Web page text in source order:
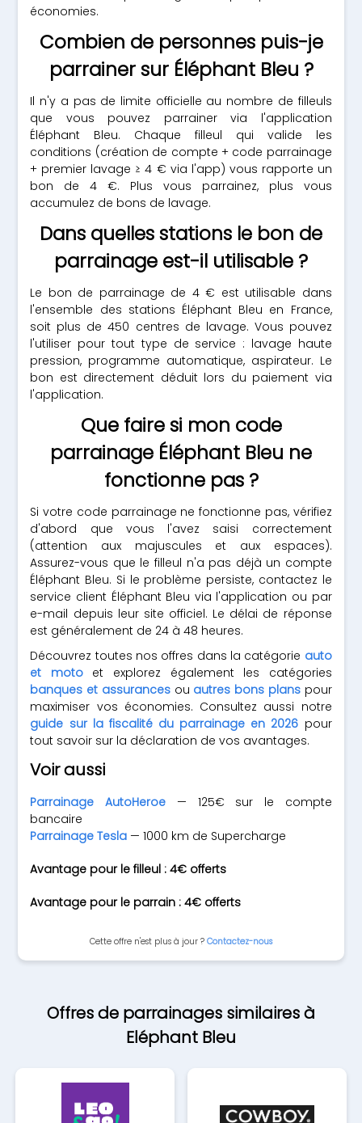
économies.
Combien de personnes puis-je
parrainer sur Éléphant Bleu ?
Il n'y a pas de limite officielle au nombre de filleuls
que vous pouvez parrainer via l'application
Éléphant Bleu. Chaque filleul qui valide les
conditions (création de compte + code parrainage
+ premier lavage ≥ 4 € via l'app) vous rapporte un
bon de 4 €. Plus vous parrainez, plus vous
accumulez de bons de lavage.
Dans quelles stations le bon de
parrainage est-il utilisable ?
Le bon de parrainage de 4 € est utilisable dans
l'ensemble des stations Éléphant Bleu en France,
soit plus de 450 centres de lavage. Vous pouvez
l'utiliser pour tout type de service : lavage haute
pression, programme automatique, aspirateur. Le
bon est directement déduit lors du paiement via
l'application.
Que faire si mon code
parrainage Éléphant Bleu ne
fonctionne pas ?
Si votre code parrainage ne fonctionne pas, vérifiez
d'abord que vous l'avez saisi correctement
(attention aux majuscules et aux espaces).
Assurez-vous que le filleul n'a pas déjà un compte
Éléphant Bleu. Si le problème persiste, contactez le
service client Éléphant Bleu via l'application ou par
e-mail depuis leur site officiel. Le délai de réponse
est généralement de 24 à 48 heures.
Découvrez toutes nos offres dans la catégorie auto
et motoet explorez également les catégories
banques et assurancesou autres bons planspour
maximiser vos économies. Consultez aussi notre
guide sur la fiscalité du parrainage en 2026 pour
tout savoir sur la déclaration de vos avantages.
Voir aussi
Parrainage AutoHeroe — 125€ sur le compte
bancaire
Parrainage Tesla — 1000 km de Supercharge
Avantage pour le filleul : 4€ offerts
Avantage pour le parrain : 4€ offerts
Cette offre n'est plus à jour ? Contactez-nous
Offres de parrainages similaires à
Eléphant Bleu